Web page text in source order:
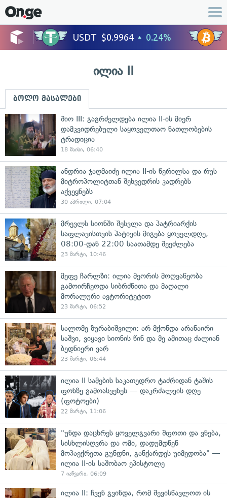
ილია II
ბოლო მასალები
შიო III: გაგრძელდება ილია II-ის მიერ
დამკვიდრებული საყოველთაო ნათლობების
ტრადიცია
18 მაისი, 06:40
ანდრია ჯაღმაიძე ილია II-ის წერილსა და რუს
მიტროპოლიტთან შეხვედრის კადრებს
აქვეყნებს
30 აპრილი, 07:04
მრევლს სიონში შესვლა და პატრიარქის
საფლავისთვის პატივის მიგება ყოველდღე,
08:00-დან 22:00 საათამდე შეეძლება
23 მარტი, 10:46
მეფე ჩარლზი: ილია მეორის მოღვაწეობა
გამოირჩეოდა სიბრძნითა და მაღალი
მორალური ავტორიტეტით
23 მარტი, 06:52
სალომე ზურაბიშვილი: არ მქონდა არანაირი
საშვი, ვიყავი სიონის წინ და მე ამითაც ძალიან
ბედნიერი ვარ
23 მარტი, 06:44
ილია II სამების საკათედრო ტაძრიდან ტაშის
ფონზე გამოასვენეს — დაკრძალვის დღე
(ფოტოები)
22 მარტი, 11:06
"უნდა დაცხრეს ყოველგვარი შფოთი და ვნება,
სისხლისღვრა და ომი, დადუმდნენ
მოპაექრეთა გუნდნი, განქარდეს უიმედობა" —
ილია II-ის საშობაო ეპისტოლე
7 იანვარი, 06:09
ილია II: ჩვენ გვინდა, რომ შევისწავლოთ ის